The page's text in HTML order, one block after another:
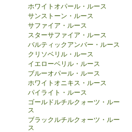
ホワイトオパール・ルース
サンストーン・ルース
サファイア・ルース
スターサファイア・ルース
バルティックアンバー・ルース
クリソベリル・ルース
イエローベリル・ルース
ブルーオパール・ルース
ホワイトオニキス・ルース
パイライト・ルース
ゴールドルチルクォーツ・ルー
ス
ブラックルチルクォーツ・ルー
ス